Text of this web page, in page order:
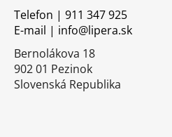
Telefon | 911 347 925
E-mail | info@lipera.sk
Bernolákova 18
902 01 Pezinok
Slovenská Republika